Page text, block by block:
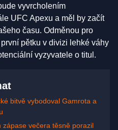
vyvrcholením
UFC Apexu a měl by začít
času. Odměnou pro
pětku v divizi lehké váhy
vyzyvatele o titul.
bitvě vybodoval Gamrota a
zápase večera těsně porazil